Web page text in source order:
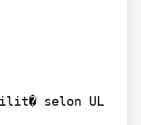
selon UL